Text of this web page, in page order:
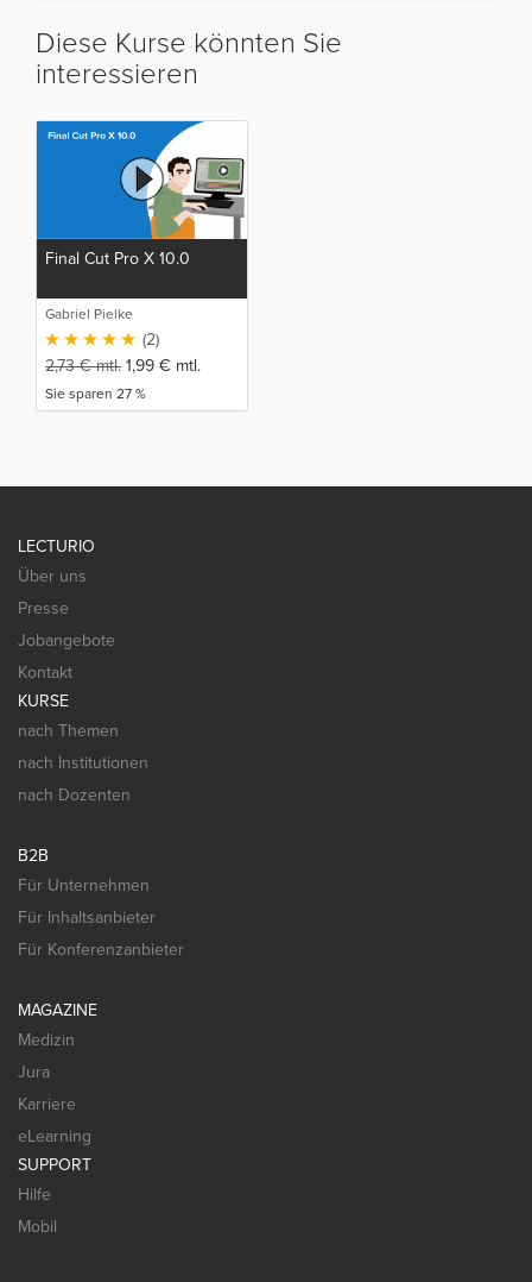
Diese Kurse könnten Sie
interessieren
Final Cut Pro X 10.0
Gabriel Pielke
(2)
2,73€mtl. 1,99 € mtl.
Sie sparen 27 %
LECTURIO
Über uns
Presse
Jobangebote
Kontakt
KURSE
nach Themen
nach Institutionen
nach Dozenten
B2B
Für Unternehmen
Für Inhaltsanbieter
Für Konferenzanbieter
MAGAZINE
Medizin
Jura
Karriere
eLearning
SUPPORT
Hilfe
Mobil